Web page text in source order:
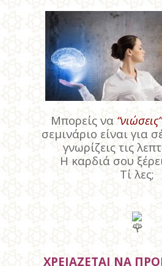
Μπορείς να “νιώσεις”
σεμινάριο είναι για
γνωρίζεις τις
Η καρδιά σου
Τί λες;
ΧΡΕΙΑΖΕΤΑΙ ΝΑ